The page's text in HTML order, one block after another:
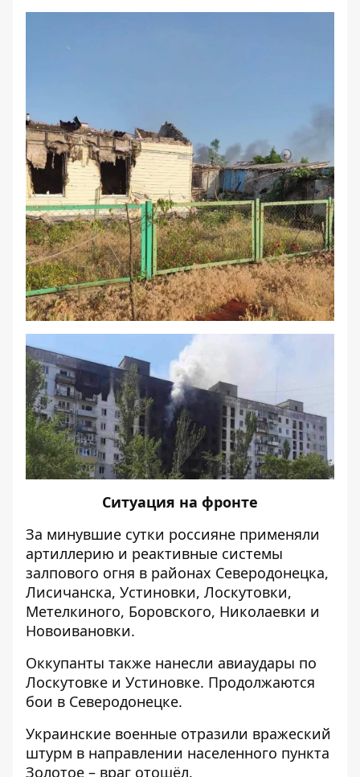
Ситуация на фронте
За минувшие сутки россияне применяли
артиллерию и реактивные системы
залпового огня в районах Северодонецка,
Лисичанска, Устиновки, Лоскутовки,
Метелкиного, Боровского, Николаевки и
Новоивановки.
Оккупанты также нанесли авиаудары по
Лоскутовке и Устиновке. Продолжаются
бои в Северодонецке.
Украинские военные отразили вражеский
штурм в направлении населенного пункта
Золотое – враг отошёл.